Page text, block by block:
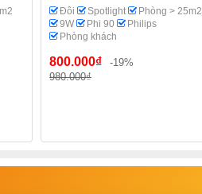
Đôi Spotlight
Phòng > 25m2
9W
Phi 90
Philips
Phòng khách
800.000₫
-19%
980.000₫